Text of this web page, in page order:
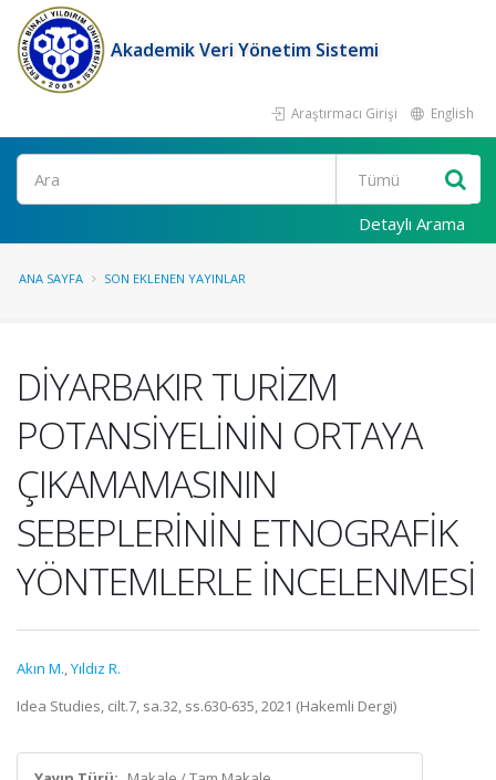
Akademik Veri Yönetim Sistemi
Araştırmacı Girişi English
Ara
Detaylı Arama
ANA SAYFA SON EKLENEN YAYINLAR
DİYARBAKIR TURİZM
POTANSİYELİNİN ORTAYA
ÇIKAMAMASININ
SEBEPLERİNİN ETNOGRAFİK
YÖNTEMLERLE İNCELENMESİ
Akın M.,Yıldız R.
Idea Studies, cilt.7, sa.32, ss.630-635, 2021 (Hakemli Dergi)